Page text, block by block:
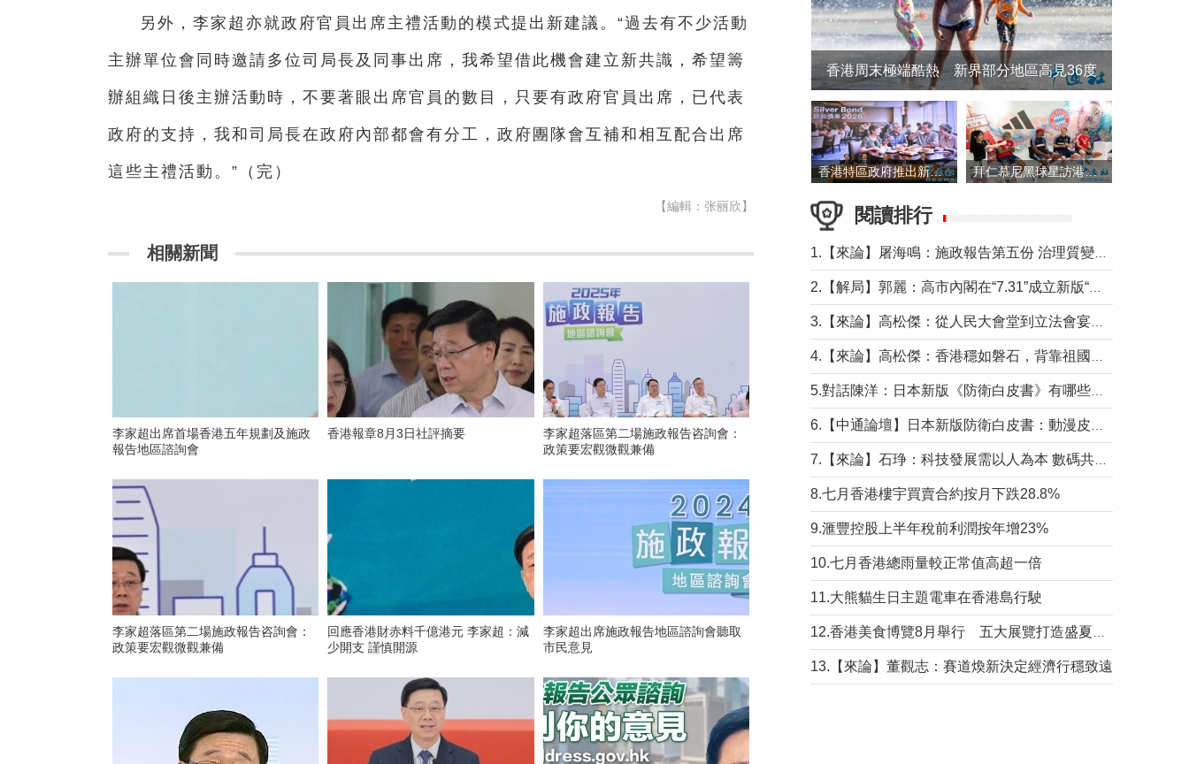
另外，李家超亦就政府官員出席主禮活動的模式提出新建議。“過去有不少活動
主辦單位會同時邀請多位司局長及同事出席，我希望借此機會建立新共識，希望籌
辦組織日後主辦活動時，不要著眼出席官員的數目，只要有政府官員出席，已代表
政府的支持，我和司局長在政府內部都會有分工，政府團隊會互補和相互配合出席
這些主禮活動。”（完）
【編輯：张丽欣】
相關新聞
李家超出席首場香港五年規劃及施政
報告地區諮詢會
香港報章8月3日社評摘要
李家超落區第二場施政報告咨詢會：
政策要宏觀微觀兼備
李家超落區第二場施政報告咨詢會：
政策要宏觀微觀兼備
回應香港財赤料千億港元 李家超：減
少開支 謹慎開源
李家超出席施政報告地區諮詢會聽取
市民意見
香港周末極端酷熱 新界部分地區高見36度
香港特區政府推出新一批銀色債券 每手1萬元保底息4.25厘 拜仁慕尼黑球星訪港 與球迷近距離互動
閱讀排行
8.七月香港樓宇買賣合約按月下跌28.8%
9.滙豐控股上半年稅前利潤按年增23%
10.七月香港總雨量較正常值高超一倍
11.大熊貓生日主題電車在香港島行駛
13.【來論】董觀志：賽道煥新決定經濟行穩致遠